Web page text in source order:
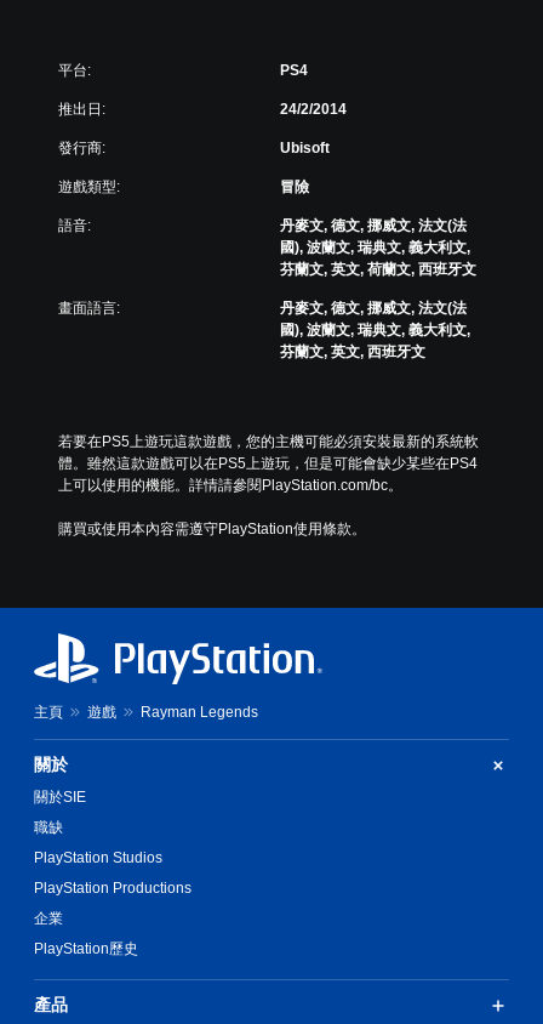
平台: PS4
推出日: 24/2/2014
發行商: Ubisoft
遊戲類型: 冒險
語音:
丹麥文, 德文, 挪威文, 法文(法
國), 波蘭文, 瑞典文, 義大利文,
芬蘭文, 英文, 荷蘭文, 西班牙文
畫面語言:
丹麥文, 德文, 挪威文, 法文(法
國), 波蘭文, 瑞典文, 義大利文,
芬蘭文, 英文, 西班牙文
若要在PS5上遊玩這款遊戲，您的主機可能必須安裝最新的系統軟
體。雖然這款遊戲可以在PS5上遊玩，但是可能會缺少某些在PS4
上可以使用的機能。詳情請參閱PlayStation.com/bc。
購買或使用本內容需遵守PlayStation使用條款。
主頁 遊戲 Rayman Legends
關於
關於SIE
職缺
PlayStation Studios
PlayStation Productions
企業
PlayStation歷史
產品